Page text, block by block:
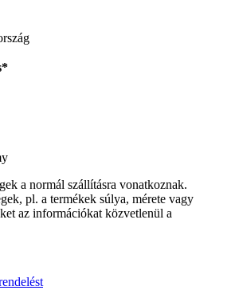
a normál szállításra vonatkoznak.
pl. a termékek súlya, mérete vagy
az információkat közvetlenül a